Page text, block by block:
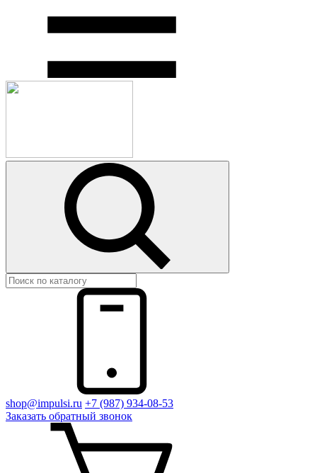
shop@impulsi.ru +7 (987) 934-08-53
Заказать обратный звонок